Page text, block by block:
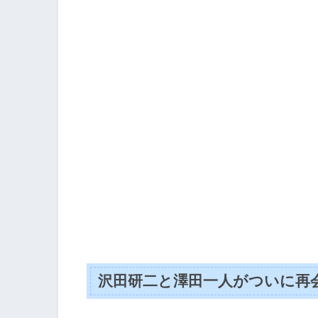
沢田研二と澤田一人がついに再